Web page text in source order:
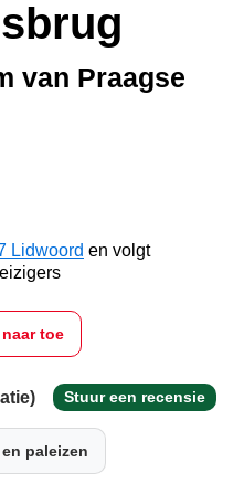
van Praagse
Lidwoord en volgt
toe
Stuur een recensie
paleizen